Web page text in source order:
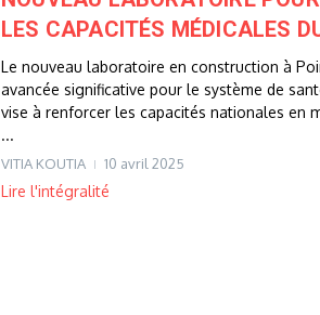
LES CAPACITÉS MÉDICALES
Le nouveau laboratoire en construction à
avancée significative pour le système de
vise à renforcer les capacités nationales en
...
VITIA KOUTIA 10 avril 2025
Lire l'intégralité